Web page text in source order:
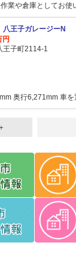
業や倉庫としてお使
八王子ガレージーN
円
王子町2114-1
奥行6,271mm 車を